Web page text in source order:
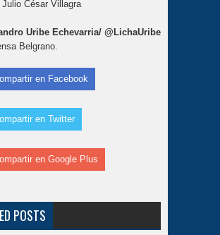
Julio César Villagra
Uribe Echevarria/ @LichaUribe
Belgrano.
en Facebook
en Twitter
en Google Plus
POSTS